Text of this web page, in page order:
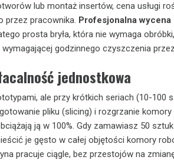
lub montaż insertów, cena usługi
przez pracownika. Profesjonalna wycena
prosta bryła, która nie wymaga
godzinnego czyszczenia
jednostkowa
ale przy krótkich seriach (10-100
pliku (slicing) i rozgrzanie
ją w 100%. Gdy zamawiasz 50
je gęsto w całej objętości komory
pracuje ciągle, bez przestojów na